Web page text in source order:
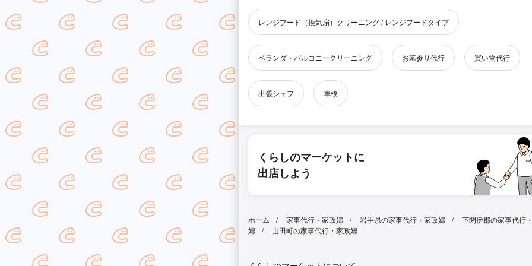
レンジフード（換気扇）クリーニング / レンジフードタイプ
ベランダ・バルコニークリーニング お墓参り代行 買い物代行
出張シェフ 車検
くらしのマーケットに
出店しよう
ホーム 家事代行・家政婦 岩手県の家事代行・家政婦
下閉伊郡の家事代行
婦
山田町の家事代行・家政婦